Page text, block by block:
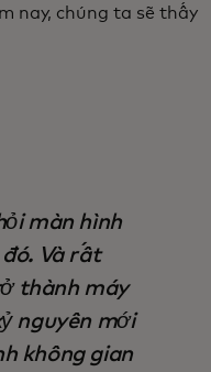
nay, chúng ta sẽ thấy
màn hình
Và rất
thành máy
nguyên mới
không gian